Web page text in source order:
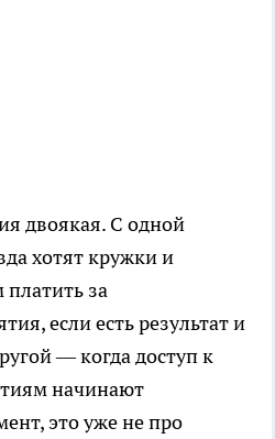
двоякая. С одной
хотят кружки и
за
если есть результат и
— когда доступ к
начинают
это уже не про